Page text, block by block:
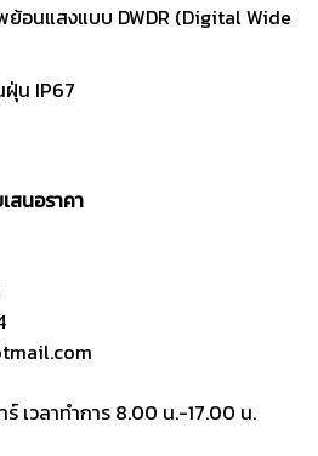
ย้อนแสงแบบ DWDR (Digital Wide
น IP67
สนอราคา
ร์ เวลาทำการ 8.00 น.-17.00 น.
ColorVu With Smart Hybrid Light